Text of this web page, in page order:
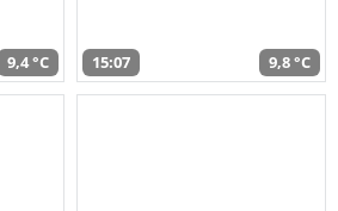
9,4 °C 15:07 9,8 °C